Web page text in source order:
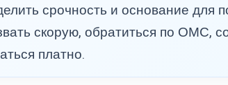
срочность и основание для
скорую, обратиться по ОМС,
платно.